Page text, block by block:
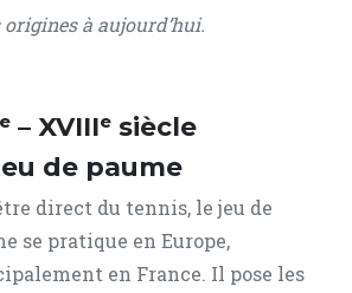
origines à aujourd’hui.
– XVIIIᵉ siècle
de paume
direct du tennis, le jeu de
se pratique en Europe,
en France. Il pose les